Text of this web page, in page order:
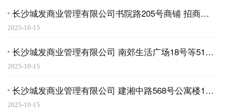
长沙城发商业管理有限公司书院路205号商铺 招商蓄客广告
2025-10-15
长沙城发商业管理有限公司 南郊生活广场18号等51家商铺招商蓄客广告
2025-10-15
长沙城发商业管理有限公司 建湘中路568号公寓楼102号招商蓄客广告
2025-10-15